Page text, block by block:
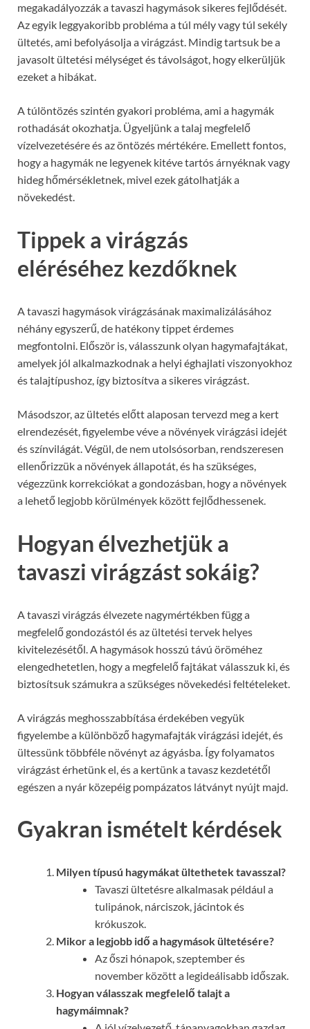
megakadályozzák a tavaszi hagymások sikeres fejlődését.
Az egyik leggyakoribb probléma a túl mély vagy túl sekély
ültetés, ami befolyásolja a virágzást. Mindig tartsuk be a
javasolt ültetési mélységet és távolságot, hogy elkerüljük
ezeket a hibákat.
A túlöntözés szintén gyakori probléma, ami a hagymák
rothadását okozhatja. Ügyeljünk a talaj megfelelő
vízelvezetésére és az öntözés mértékére. Emellett fontos,
hogy a hagymák ne legyenek kitéve tartós árnyéknak vagy
hideg hőmérsékletnek, mivel ezek gátolhatják a
növekedést.
Tippek a virágzás
eléréséhez kezdőknek
A tavaszi hagymások virágzásának maximalizálásához
néhány egyszerű, de hatékony tippet érdemes
megfontolni. Először is, válasszunk olyan hagymafajtákat,
amelyek jól alkalmazkodnak a helyi éghajlati viszonyokhoz
és talajtípushoz, így biztosítva a sikeres virágzást.
Másodszor, az ültetés előtt alaposan tervezd meg a kert
elrendezését, figyelembe véve a növények virágzási idejét
és színvilágát. Végül, de nem utolsósorban, rendszeresen
ellenőrizzük a növények állapotát, és ha szükséges,
végezzünk korrekciókat a gondozásban, hogy a növények
a lehető legjobb körülmények között fejlődhessenek.
Hogyan élvezhetjük a
tavaszi virágzást sokáig?
A tavaszi virágzás élvezete nagymértékben függ a
megfelelő gondozástól és az ültetési tervek helyes
kivitelezésétől. A hagymások hosszú távú öröméhez
elengedhetetlen, hogy a megfelelő fajtákat válasszuk ki, és
biztosítsuk számukra a szükséges növekedési feltételeket.
A virágzás meghosszabbítása érdekében vegyük
figyelembe a különböző hagymafajták virágzási idejét, és
ültessünk többféle növényt az ágyásba. Így folyamatos
virágzást érhetünk el, és a kertünk a tavasz kezdetétől
egészen a nyár közepéig pompázatos látványt nyújt majd.
Gyakran ismételt kérdések
Milyen típusú hagymákat ültethetek tavasszal?
Tavaszi ültetésre alkalmasak például a
tulipánok, nárciszok, jácintok és
krókuszok.
Mikor a legjobb idő a hagymások ültetésére?
Az őszi hónapok, szeptember és
november között a legideálisabb időszak.
Hogyan válasszak megfelelő talajt a
hagymáimnak?